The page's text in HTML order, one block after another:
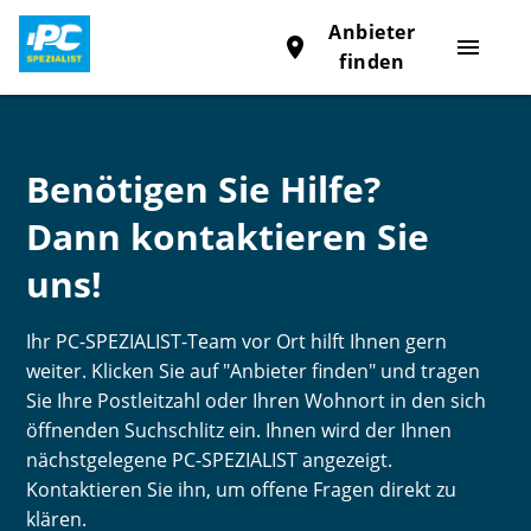
menu
place
Anbieter
finden
Benötigen Sie Hilfe?
Dann kontaktieren Sie
uns!
Ihr PC-SPEZIALIST-Team vor Ort hilft Ihnen gern
weiter. Klicken Sie auf "Anbieter finden" und tragen
Sie Ihre Postleitzahl oder Ihren Wohnort in den sich
öffnenden Suchschlitz ein. Ihnen wird der Ihnen
nächstgelegene PC-SPEZIALIST angezeigt.
Kontaktieren Sie ihn, um offene Fragen direkt zu
klären.